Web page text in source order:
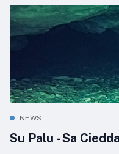
NEWS
Su Palu - Sa Ciedda